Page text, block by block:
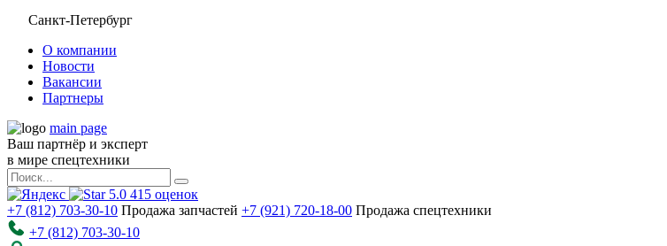
Санкт-Петербург
О компании
Новости
Вакансии
Партнеры
main page
Ваш партнёр и эксперт
в мире спецтехники
5.0 415 оценок
+7 (812) 703-30-10 Продажа запчастей +7 (921) 720-18-00 Продажа спецтехники
+7 (812) 703-30-10